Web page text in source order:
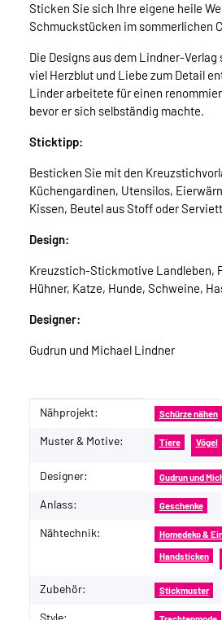
Sticken Sie sich Ihre eigene heile
Schmuckstücken im sommerlichen
Die Designs aus dem Lindner-
viel Herzblut und Liebe zum Detail
Linder arbeitete für einen
bevor er sich selbständig machte.
Sticktipp:
Besticken Sie mit den
Küchengardinen, Utensilos,
Kissen, Beutel aus Stoff oder
Design:
Kreuzstich-Stickmotive Landleben,
Hühner, Katze, Hunde, Schweine,
Designer:
Gudrun und Michael Lindner
Produkteigenschaft
Wert
Nähprojekt: Schürze nähen
Muster & Motive: Tiere Vögel
Designer: Gudrun und
Anlass: Geschenke
Nähtechnik: Homedeko &
Handsticken
Zubehör: Stickmuster